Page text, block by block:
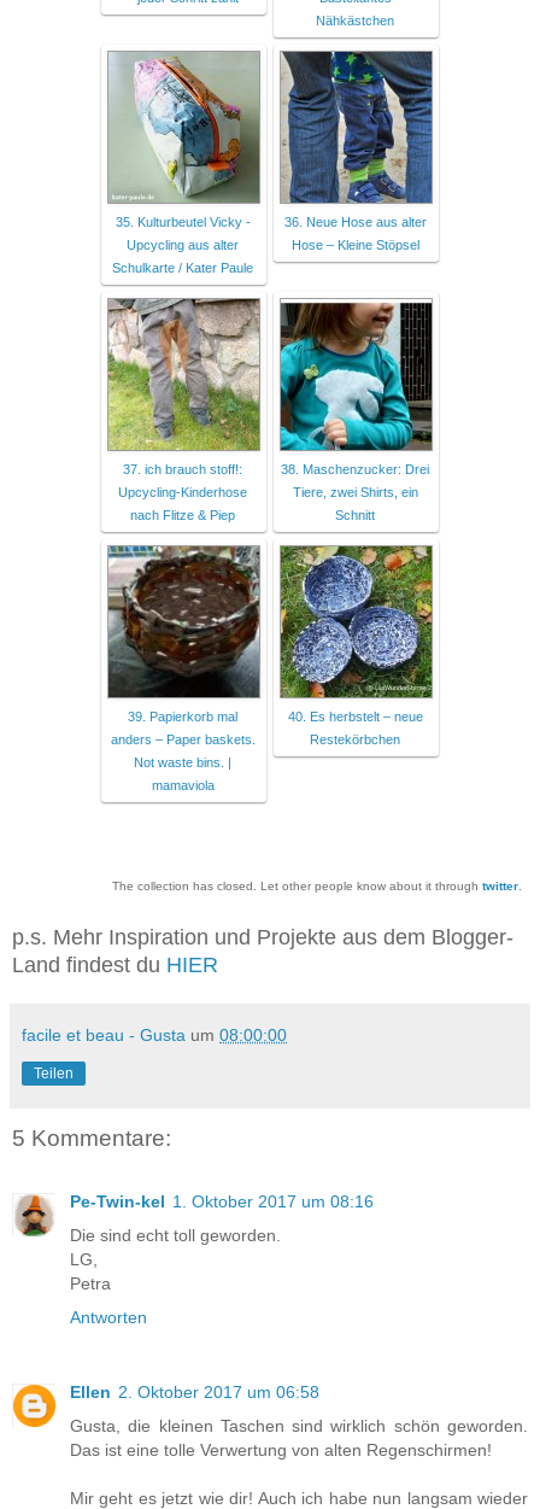
Nähkästchen
35. Kulturbeutel Vicky -
Upcycling aus alter
Schulkarte / Kater Paule
36. Neue Hose aus alter
Hose – Kleine Stöpsel
37. ich brauch stoff!:
Upcycling-Kinderhose
nach Flitze & Piep
38. Maschenzucker: Drei
Tiere, zwei Shirts, ein
Schnitt
39. Papierkorb mal
anders – Paper baskets.
Not waste bins. |
mamaviola
40. Es herbstelt – neue
Restekörbchen
The collection has closed. Let other people know about it through twitter.
p.s. Mehr Inspiration und Projekte aus dem Blogger-
Land findest du HIER
facile et beau - Gusta um 08:00:00
Teilen
5 Kommentare:
Pe-Twin-kel 1. Oktober 2017 um 08:16
Die sind echt toll geworden.
LG,
Petra
Antworten
Ellen 2. Oktober 2017 um 06:58
Gusta, die kleinen Taschen sind wirklich schön geworden.
Das ist eine tolle Verwertung von alten Regenschirmen!
Mir geht es jetzt wie dir! Auch ich habe nun langsam wieder